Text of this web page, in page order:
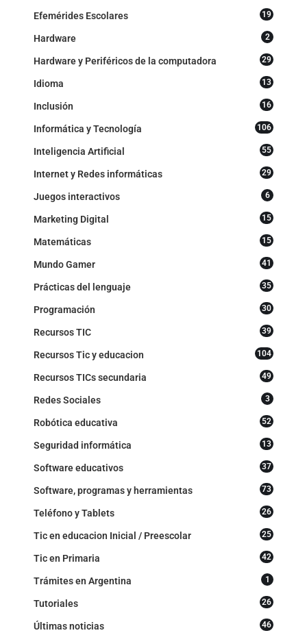
Efemérides Escolares 19
Hardware 2
Hardware y Periféricos de la computadora 29
Idioma 13
Inclusión 16
Informática y Tecnología 106
Inteligencia Artificial 55
Internet y Redes informáticas 29
Juegos interactivos 6
Marketing Digital 15
Matemáticas 15
Mundo Gamer 41
Prácticas del lenguaje 35
Programación 30
Recursos TIC 39
Recursos Tic y educacion 104
Recursos TICs secundaria 49
Redes Sociales 3
Robótica educativa 52
Seguridad informática 13
Software educativos 37
Software, programas y herramientas 73
Teléfono y Tablets 26
Tic en educacion Inicial / Preescolar 25
Tic en Primaria 42
Trámites en Argentina 1
Tutoriales 26
Últimas noticias 46